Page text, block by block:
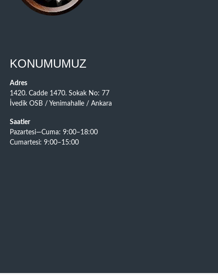
KONUMUMUZ
Adres
1420. Cadde 1470. Sokak No: 77
İvedik OSB / Yenimahalle / Ankara
Saatler
Pazartesi—Cuma: 9:00–18:00
Cumartesi: 9:00–15:00